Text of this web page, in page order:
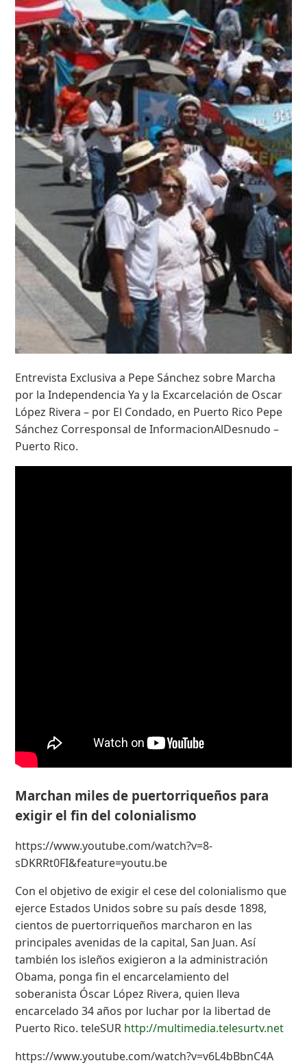
Entrevista Exclusiva a Pepe Sánchez sobre Marcha
por la Independencia Ya y la Excarcelación de Oscar
López Rivera – por El Condado, en Puerto Rico Pepe
Sánchez Corresponsal de InformacionAlDesnudo –
Puerto Rico.
Marchan miles de puertorriqueños para
exigir el fin del colonialismo
https://www.youtube.com/watch?v=8-
sDKRRt0FI&feature=youtu.be
Con el objetivo de exigir el cese del colonialismo que
ejerce Estados Unidos sobre su país desde 1898,
cientos de puertorriqueños marcharon en las
principales avenidas de la capital, San Juan. Así
también los isleños exigieron a la administración
Obama, ponga fin el encarcelamiento del
soberanista Óscar López Rivera, quien lleva
encarcelado 34 años por luchar por la libertad de
Puerto Rico. teleSUR http://multimedia.telesurtv.net
https://www.youtube.com/watch?v=v6L4bBbnC4A